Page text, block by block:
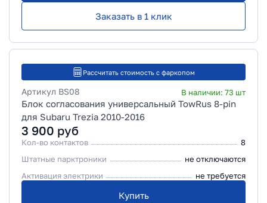
Заказать в 1 клик
Рассчитать стоимость с фаркопом
Артикул BS08 В наличии: 73 шт
Блок согласования универсальный TowRus 8-pin
для Subaru Trezia 2010-2016
3 900 руб
Кол-во контактов
8
Штатные парктроники
не отключаются
Активация электрики
не требуется
Купить